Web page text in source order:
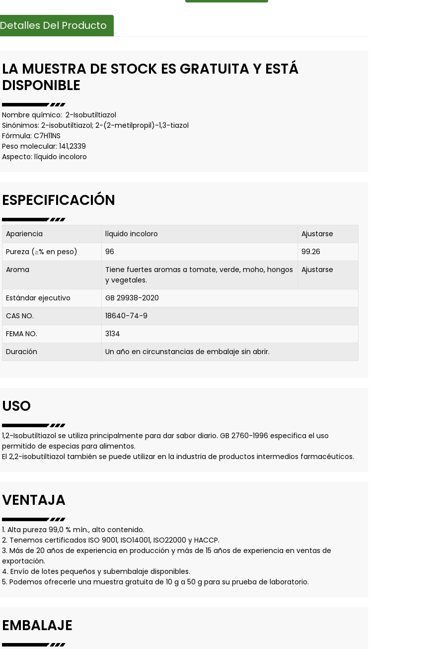
Detalles Del Producto
LA MUESTRA DE STOCK ES GRATUITA Y ESTÁ
DISPONIBLE
Nombre químico: 2-Isobutiltiazol
Sinónimos: 2-isobutiltiazol; 2-(2-metilpropil)-1,3-tiazol
Fórmula: C7H11NS
Peso molecular: 141,2339
Aspecto: líquido incoloro
ESPECIFICACIÓN
Apariencia líquido incoloro
Ajustarse
Pureza (≥% en peso)
96
99.26
Aroma
Tiene fuertes aromas a tomate, verde, moho, hongos
y vegetales.
Ajustarse
Estándar ejecutivo
GB 29938-2020
CAS NO.
18640-74-9
FEMA NO.
3134
Duración
Un año en circunstancias de embalaje sin abrir.
USO
1,2-Isobutiltiazol se utiliza principalmente para dar sabor diario. GB ​​2760-1996 especifica el uso
permitido de especias para alimentos.
El 2,2-isobutiltiazol también se puede utilizar en la industria de productos intermedios farmacéuticos.
VENTAJA
1. Alta pureza 99,0 % mín., alto contenido.
2. Tenemos certificados ISO 9001, ISO14001, ISO22000 y HACCP.
3. Más de 20 años de experiencia en producción y más de 15 años de experiencia en ventas de
exportación.
4. Envío de lotes pequeños y subembalaje disponibles.
5. Podemos ofrecerle una muestra gratuita de 10 g a 50 g para su prueba de laboratorio.
EMBALAJE